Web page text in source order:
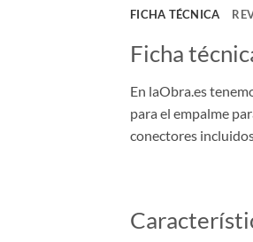
FICHA TÉCNICA
Ficha
En laObra.es
para el empalme
conectores